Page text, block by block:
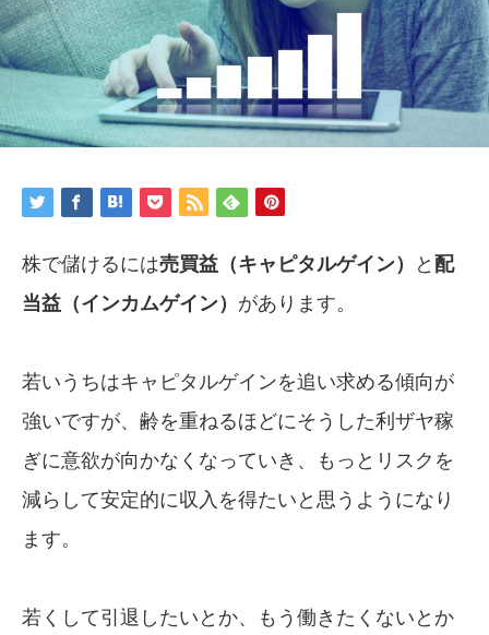
株で儲けるには売買益（キャピタルゲイン） と 配
当益（インカムゲイン） があります。
若いうちはキャピタルゲインを追い求める傾向が
強いですが、齢を重ねるほどにそうした利ザヤ稼
ぎに意欲が向かなくなっていき、もっとリスクを
減らして安定的に収入を得たいと思うようになり
ます。
若くして引退したいとか、もう働きたくないとか